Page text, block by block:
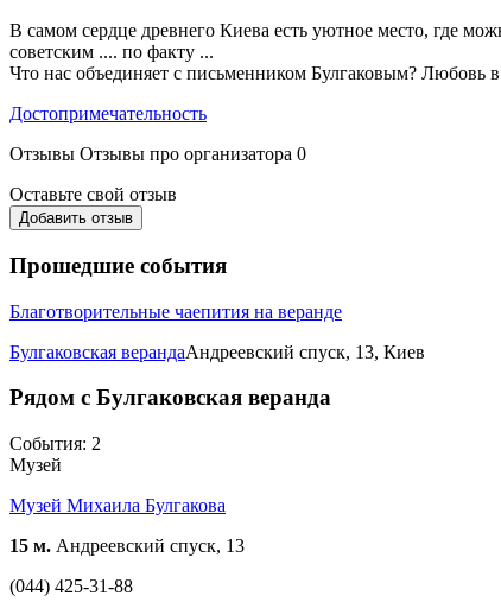
В самом сердце древнего Киева есть уютное место, где
советским .... по факту ...
Что нас объединяет с письменником Булгаковым? Любовь
Достопримечательность
Отзывы Отзывы про организатора 0
Оставьте свой отзыв
Добавить отзыв
Прошедшие события
Благотворительные чаепития на веранде
Булгаковская верандаАндреевский спуск, 13, Киев
Рядом с Булгаковская веранда
События: 2
Музей
Музей Михаила Булгакова
15 м. Андреевский спуск, 13
(044) 425-31-88